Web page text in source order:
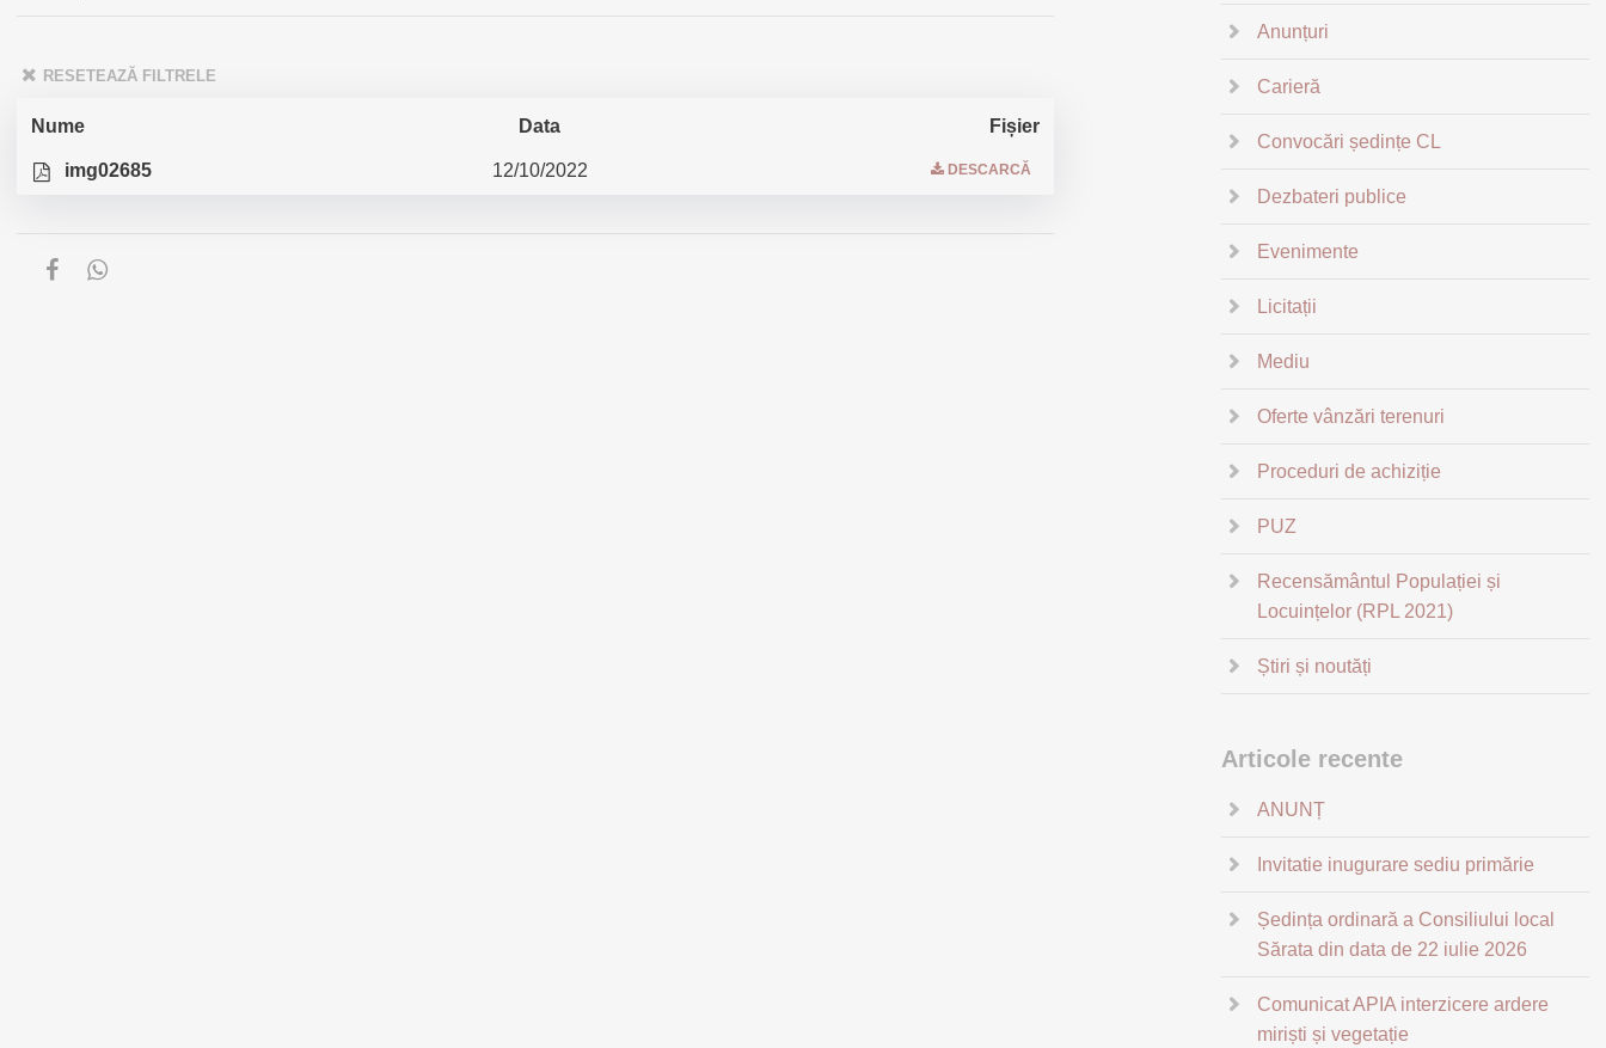
RESETEAZĂ FILTRELE
Nume Data Fișier
img02685 12/10/2022 DESCARCĂ
Anunțuri
Carieră
Convocări ședințe CL
Dezbateri publice
Evenimente
Licitații
Mediu
Oferte vânzări terenuri
Proceduri de achiziție
PUZ
Recensământul Populației și
Locuințelor (RPL 2021)
Știri și noutăți
Articole recente
ANUNȚ
Invitatie inugurare sediu primărie
Ședința ordinară a Consiliului local
Sărata din data de 22 iulie 2026
Comunicat APIA interzicere ardere
miriști și vegetație